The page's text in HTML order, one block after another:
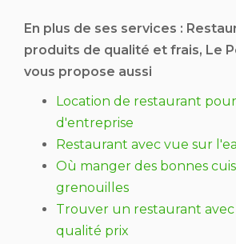
En plus de ses services :
produits de qualité et frais, Le
vous propose aussi
Location de restaurant
d'entreprise
Restaurant avec vue sur
Où manger des bonnes
grenouilles
Trouver un restaurant
qualité prix